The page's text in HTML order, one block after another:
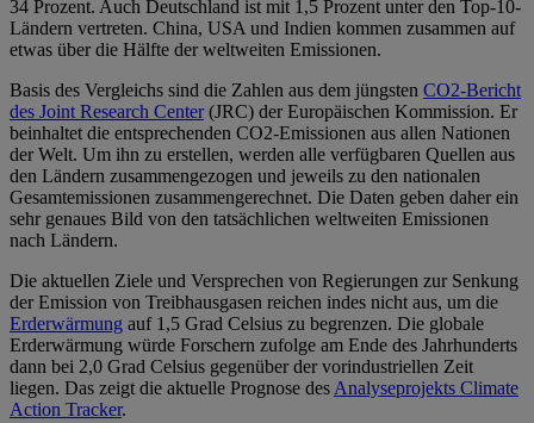
34 Prozent. Auch Deutschland ist mit 1,5 Prozent unter den Top-10-
Ländern vertreten. China, USA und Indien kommen zusammen auf
etwas über die Hälfte der weltweiten Emissionen.
Basis des Vergleichs sind die Zahlen aus dem jüngsten CO2-Bericht
des Joint Research Center(JRC) der Europäischen Kommission. Er
beinhaltet die entsprechenden CO2-Emissionen aus allen Nationen
der Welt. Um ihn zu erstellen, werden alle verfügbaren Quellen aus
den Ländern zusammengezogen und jeweils zu den nationalen
Gesamtemissionen zusammengerechnet. Die Daten geben daher ein
sehr genaues Bild von den tatsächlichen weltweiten Emissionen
nach Ländern.
Die aktuellen Ziele und Versprechen von Regierungen zur Senkung
der Emission von Treibhausgasen reichen indes nicht aus, um die
Erderwärmung auf 1,5 Grad Celsius zu begrenzen. Die globale
Erderwärmung würde Forschern zufolge am Ende des Jahrhunderts
dann bei 2,0 Grad Celsius gegenüber der vorindustriellen Zeit
liegen. Das zeigt die aktuelle Prognose desAnalyseprojekts Climate
Action Tracker.